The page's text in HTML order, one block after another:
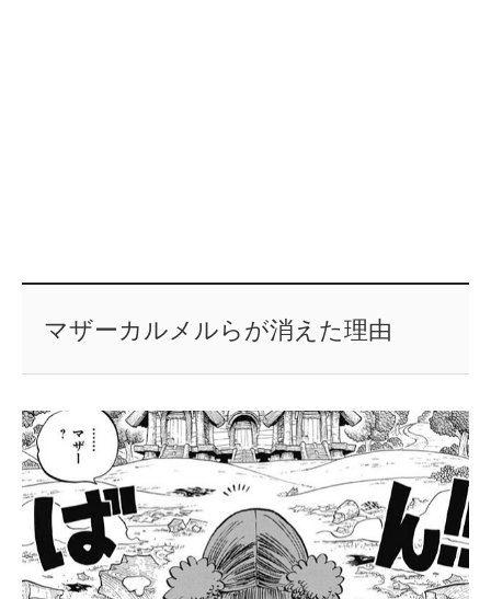
マザーカルメルらが消えた理由